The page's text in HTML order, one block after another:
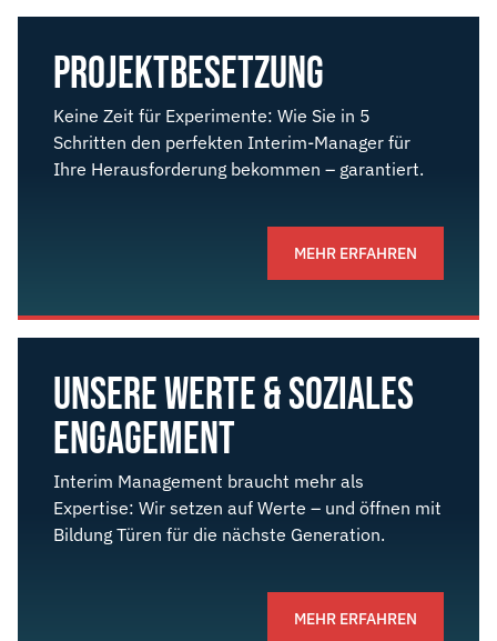
PROJEKT­BESETZUNG
Keine Zeit für Experimente: Wie Sie in 5
Schritten den perfekten Interim-Manager für
Ihre Herausforderung bekommen – garantiert.
MEHR ERFAHREN
UNSERE WERTE & SOZIALES
ENGAGEMENT
Interim Management braucht mehr als
Expertise: Wir setzen auf Werte – und öffnen mit
Bildung Türen für die nächste Generation.
MEHR ERFAHREN